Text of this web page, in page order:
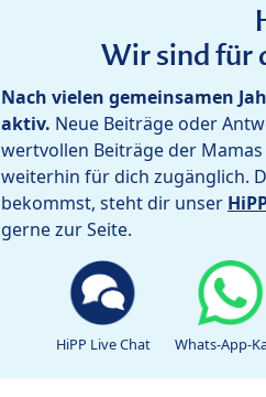
Wir sind für
Nach vielen gemeinsamen
aktiv. Neue Beiträge oder
wertvollen Beiträge der
weiterhin für dich zugänglich.
bekommst, steht dir unser
gerne zur Seite.
HiPP Live Chat Whats-App-